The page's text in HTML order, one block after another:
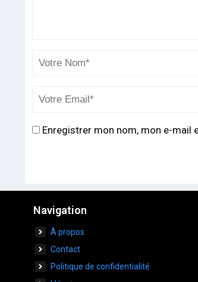
Enregistrer mon nom, mon e-mail
Navigation
À propos
Contact
Politique de confidentialité